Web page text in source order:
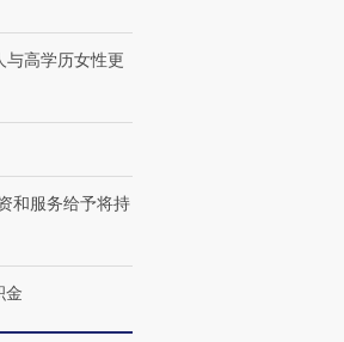
与高学历女性更
和服务给予将持
金